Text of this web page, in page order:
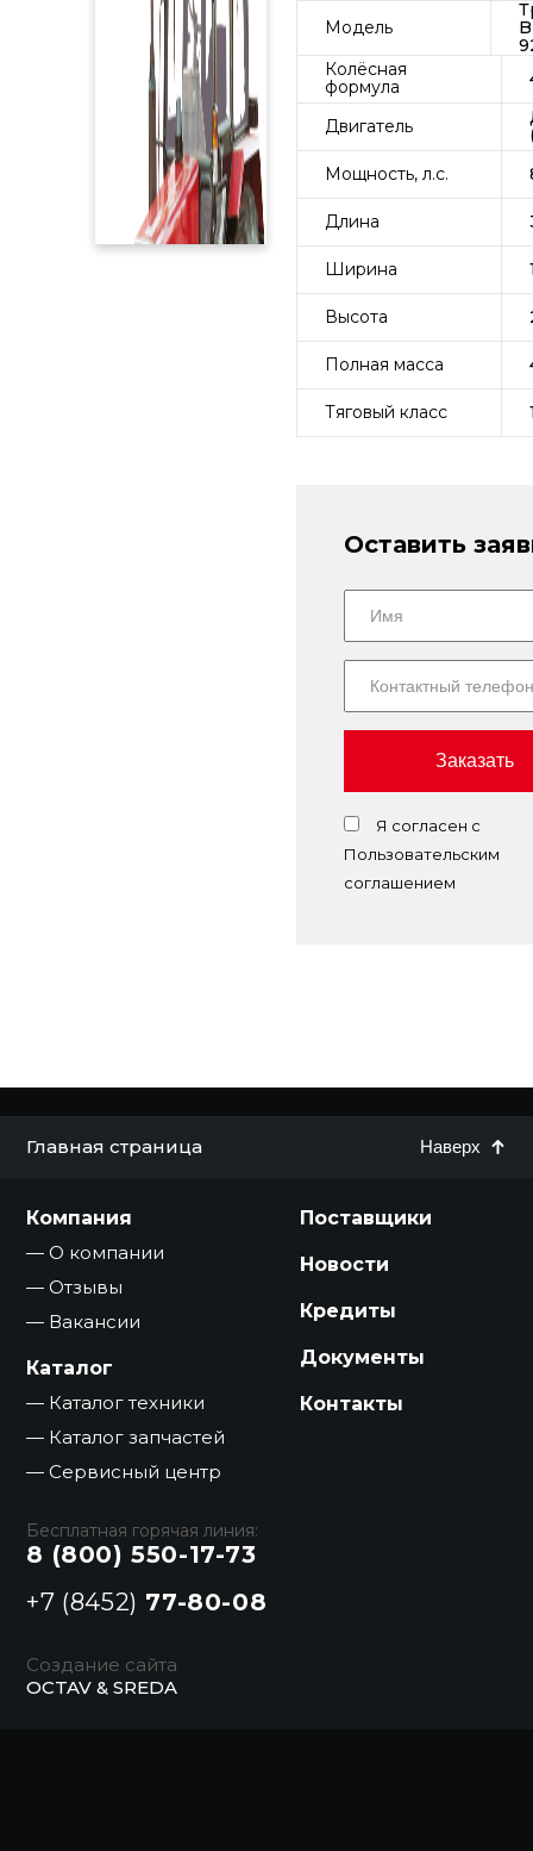
Модель
Колёсная
формула
Двигатель
Мощность, л.с.
Длина
Ширина
Высота
Полная масса
Тяговый класс
Оставить
Заказать
Я согласен с
Пользовательским
соглашением
Главная страница Наверх
Компания
О компании
Отзывы
Вакансии
Каталог
Каталог техники
Каталог запчастей
Сервисный центр
Поставщики
Новости
Кредиты
Документы
Контакты
Бесплатная горячая линия:
8 (800) 550-17-73
+7 (8452) 77-80-08
Создание сайта
OCTAV & SREDA